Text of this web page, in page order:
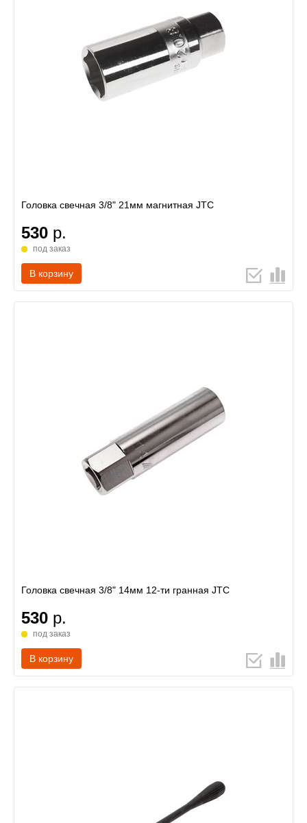
Головка свечная 3/8" 21мм магнитная JTC
530 р.
под заказ
В корзину
Головка свечная 3/8" 14мм 12-ти гранная JTC
530 р.
под заказ
В корзину